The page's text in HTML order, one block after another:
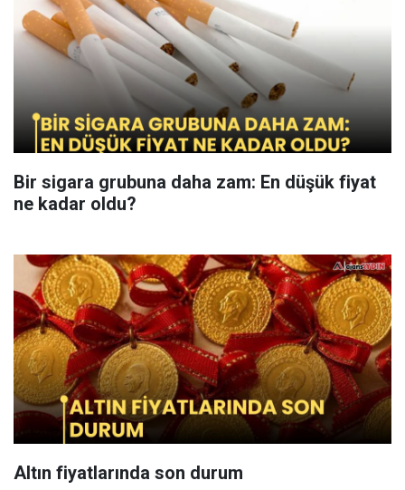
Bir sigara grubuna daha zam: En düşük fiyat
ne kadar oldu?
Altın fiyatlarında son durum